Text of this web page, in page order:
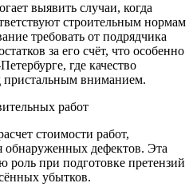
выявить случаи, когда
строительным нормам
требовать от подрядчика
за его счёт, что особенно
где качество
пристальным вниманием.
работ
стоимости работ,
обнаруженных дефектов. Эта
роль при подготовке претензий
убытков.